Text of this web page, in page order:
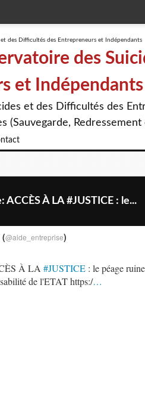
des
et Indépendants
et des Difficultés des
(Sauvegarde,
ACCÈS À LA #JUSTICE : le...
À LA #JUSTICE : le péage
de l'ETAT https:/…
@aide_entreprise)